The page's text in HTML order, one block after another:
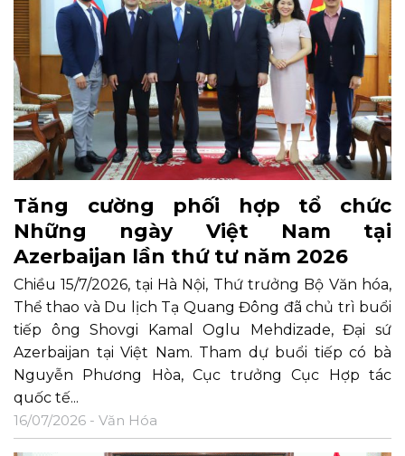
Tăng cường phối hợp tổ chức
Những ngày Việt Nam tại
Azerbaijan lần thứ tư năm 2026
Chiều 15/7/2026, tại Hà Nội, Thứ trưởng Bộ Văn hóa,
Thể thao và Du lịch Tạ Quang Đông đã chủ trì buổi
tiếp ông Shovgi Kamal Oglu Mehdizade, Đại sứ
Azerbaijan tại Việt Nam. Tham dự buổi tiếp có bà
Nguyễn Phương Hòa, Cục trưởng Cục Hợp tác
quốc tế...
16/07/2026 - Văn Hóa